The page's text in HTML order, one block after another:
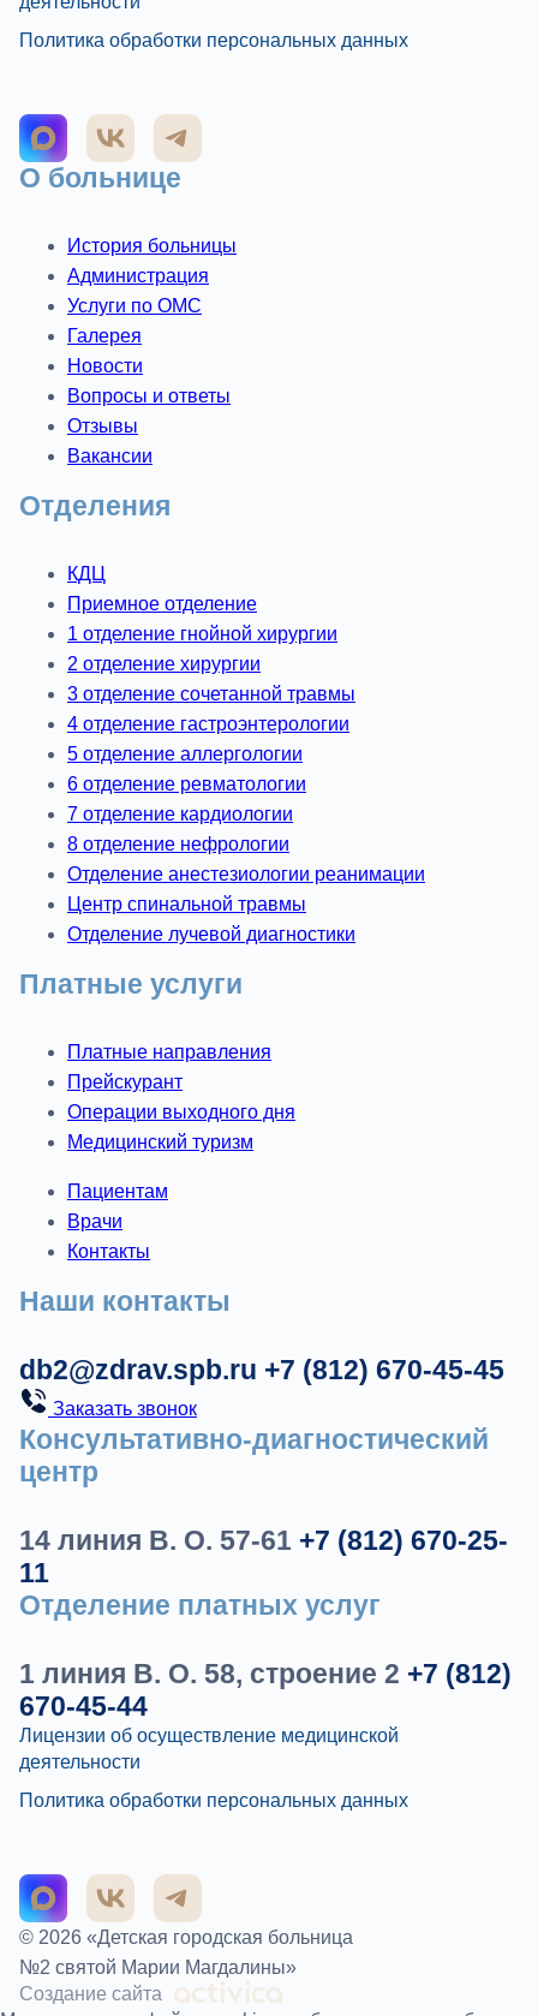
Политика обработки персональных данных
О больнице
История больницы
Администрация
Услуги по ОМС
Галерея
Новости
Вопросы и ответы
Отзывы
Вакансии
Отделения
КДЦ
Приемное отделение
1 отделение гнойной хирургии
2 отделение хирургии
3 отделение сочетанной травмы
4 отделение гастроэнтерологии
5 отделение аллергологии
6 отделение ревматологии
7 отделение кардиологии
8 отделение нефрологии
Отделение анестезиологии реанимации
Центр спинальной травмы
Отделение лучевой диагностики
Платные услуги
Платные направления
Прейскурант
Операции выходного дня
Медицинский туризм
Пациентам
Врачи
Контакты
Наши контакты
db2@zdrav.spb.ru +7 (812) 670-45-45
Заказать звонок
Консультативно-диагностический
центр
14 линия В. О. 57-61 +7 (812) 670-25-
11
Отделение платных услуг
1 линия В. О. 58, строение 2 +7 (812)
670-45-44
Лицензии об осуществление медицинской
деятельности
Политика обработки персональных данных
© 2026 «Детская городская больница
№2 святой Марии Магдалины»
Создание сайта